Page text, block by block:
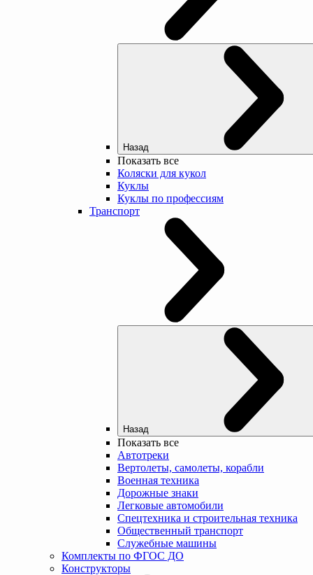
Назад
Показать все
Коляски для кукол
Куклы
Куклы по профессиям
Транспорт
Назад
Показать все
Автотреки
Вертолеты, самолеты, корабли
Военная техника
Дорожные знаки
Легковые автомобили
Спецтехника и строительная техника
Общественный транспорт
Служебные машины
Комплекты по ФГОС ДО
Конструкторы